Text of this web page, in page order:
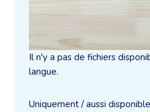
Il n'y a pas de fichiers
langue.
Uniquement / aussi